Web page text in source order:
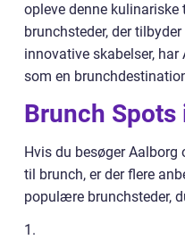
opleve denne
brunchsteder, der
innovative skabelser,
som en
Brunch Spots
Hvis du besøger Aalborg
til brunch, er der flere
populære brunchsteder,
1.